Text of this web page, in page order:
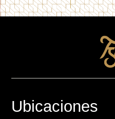
Ubicaciones